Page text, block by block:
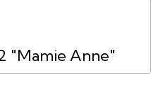
"Mamie Anne"